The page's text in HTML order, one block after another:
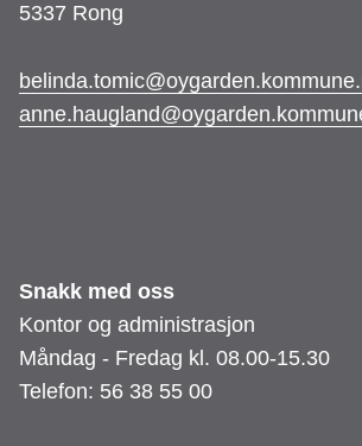
5337 Rong
Snakk med oss
Kontor og administrasjon
Måndag - Fredag kl. 08.00-15.30
Telefon: 56 38 55 00